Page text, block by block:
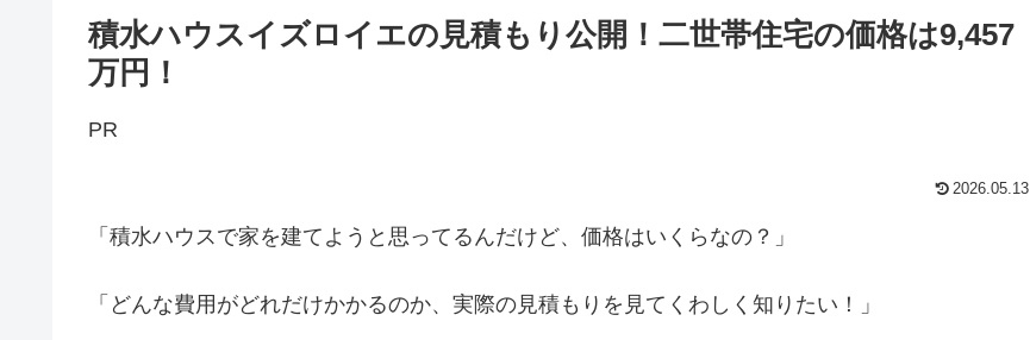
積水ハウスイズロイエの見積もり公開！二世帯住宅の価格は9,457
万円！
PR
2026.05.13
「積水ハウスで家を建てようと思ってるんだけど、価格はいくらなの？」
「どんな費用がどれだけかかるのか、実際の見積もりを見てくわしく知りたい！」